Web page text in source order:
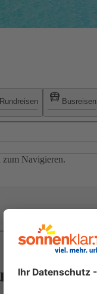
Rundreisen Busreisen
zum Navigieren.